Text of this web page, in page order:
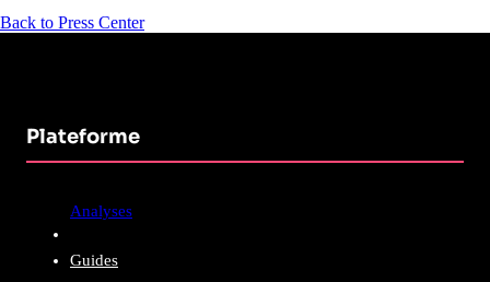
Back to Press Center
Plateforme
Analyses
Guides